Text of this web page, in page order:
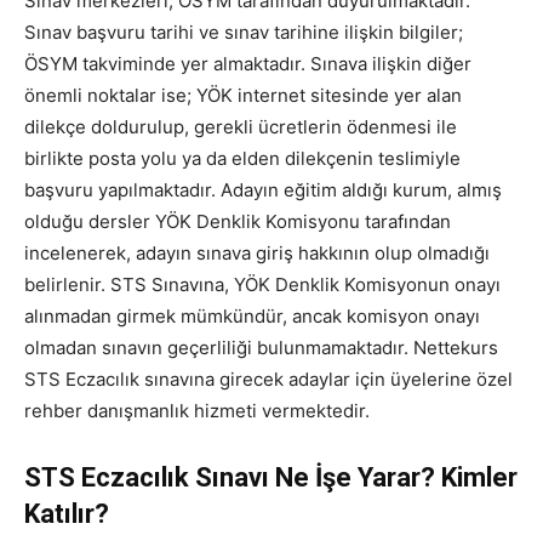
Sınav başvuru tarihi ve sınav tarihine ilişkin bilgiler;
ÖSYM takviminde yer almaktadır. Sınava ilişkin diğer
önemli noktalar ise; YÖK internet sitesinde yer alan
dilekçe doldurulup, gerekli ücretlerin ödenmesi ile
birlikte posta yolu ya da elden dilekçenin teslimiyle
başvuru yapılmaktadır. Adayın eğitim aldığı kurum, almış
olduğu dersler YÖK Denklik Komisyonu tarafından
incelenerek, adayın sınava giriş hakkının olup olmadığı
belirlenir. STS Sınavına, YÖK Denklik Komisyonun onayı
alınmadan girmek mümkündür, ancak komisyon onayı
olmadan sınavın geçerliliği bulunmamaktadır. Nettekurs
STS Eczacılık sınavına girecek adaylar için üyelerine özel
rehber danışmanlık hizmeti vermektedir.
STS Eczacılık Sınavı Ne İşe Yarar? Kimler
Katılır?